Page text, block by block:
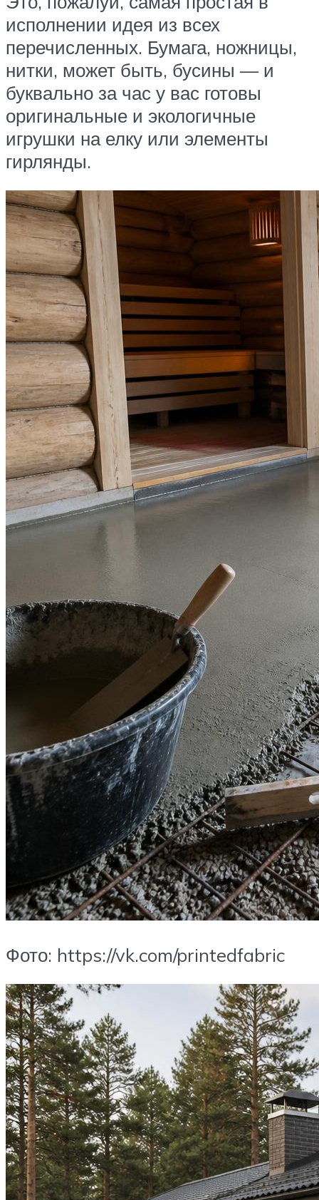
исполнении идея из всех
перечисленных. Бумага, ножницы,
нитки, может быть, бусины — и
буквально за час у вас готовы
оригинальные и экологичные
игрушки на елку или элементы
гирлянды.
Фото: https://vk.com/printedfabric